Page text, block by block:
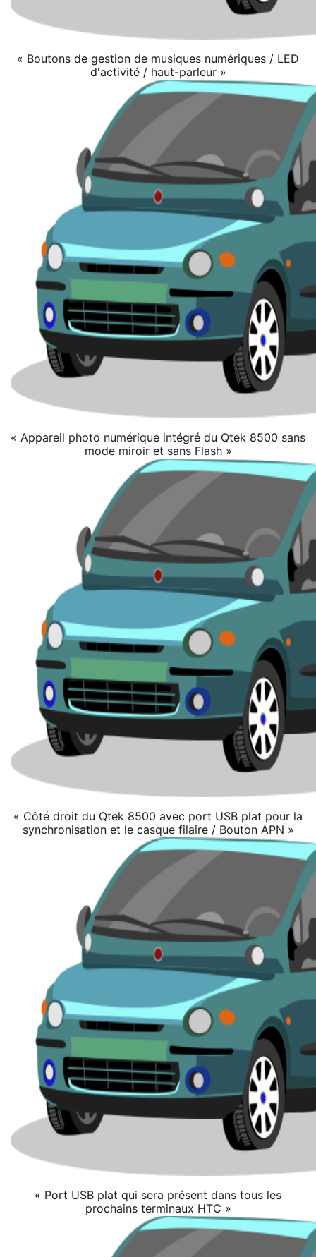
« Boutons de gestion de musiques numériques / LED
d'activité / haut-parleur »
« Appareil photo numérique intégré du Qtek 8500 sans
mode miroir et sans Flash »
« Côté droit du Qtek 8500 avec port USB plat pour la
synchronisation et le casque filaire / Bouton APN »
« Port USB plat qui sera présent dans tous les
prochains terminaux HTC »